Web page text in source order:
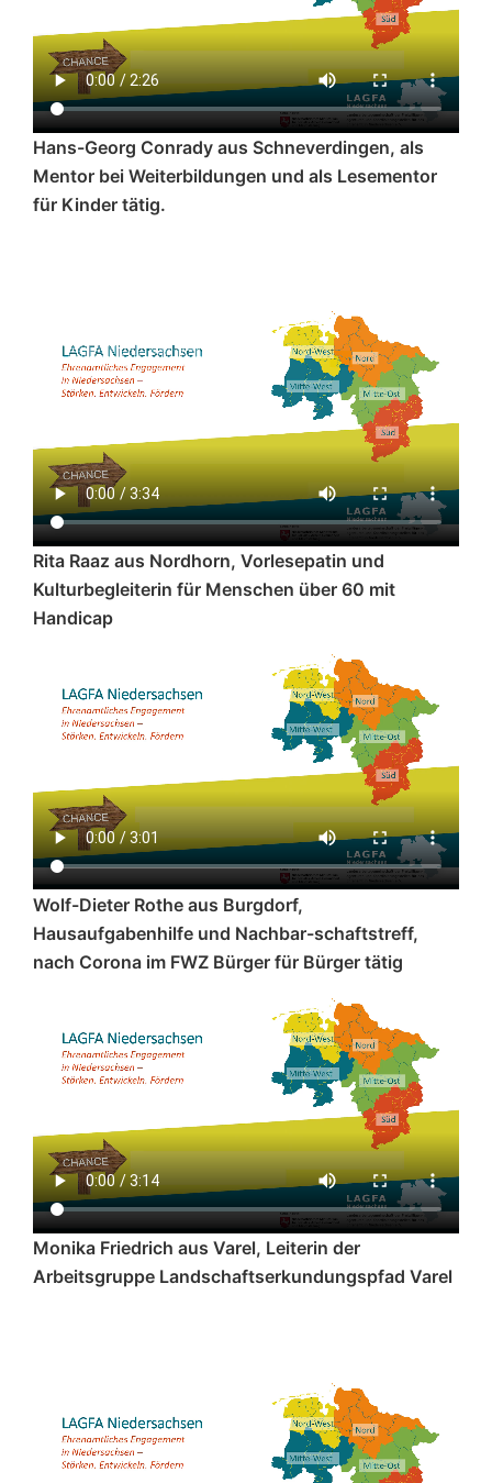
Hans-Georg Conrady aus Schneverdingen, als
Mentor bei Weiterbildungen und als Lesementor
für Kinder tätig.
Rita Raaz aus Nordhorn, Vorlesepatin und
Kulturbegleiterin für Menschen über 60 mit
Handicap
Wolf-Dieter Rothe aus Burgdorf,
Hausaufgabenhilfe und Nachbar-schaftstreff,
nach Corona im FWZ Bürger für Bürger tätig
Monika Friedrich aus Varel, Leiterin der
Arbeitsgruppe Landschaftserkundungspfad Varel